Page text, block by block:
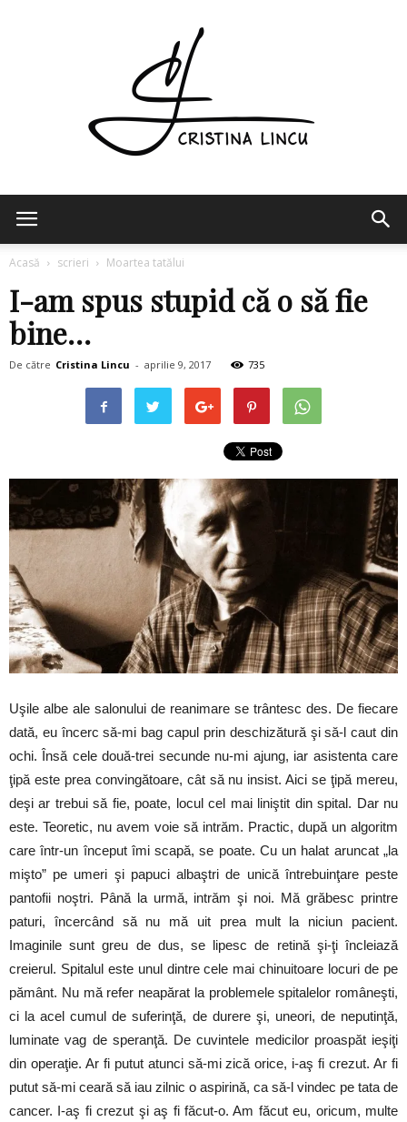
Lincu
Acasă scrieri Moartea tatălui
I-am spus stupid că o să fie
bine…
De către Cristina Lincu - aprilie 9, 2017 735
Uşile albe ale salonului de reanimare se trântesc des. De fiecare
dată, eu încerc să-mi bag capul prin deschizătură şi să-l caut din
ochi. Însă cele două-trei secunde nu-mi ajung, iar asistenta care
ţipă este prea convingătoare, cât să nu insist. Aici se ţipă mereu,
deşi ar trebui să fie, poate, locul cel mai liniştit din spital. Dar nu
este. Teoretic, nu avem voie să intrăm. Practic, după un algoritm
care într-un început îmi scapă, se poate. Cu un halat aruncat „la
mişto” pe umeri şi papuci albaştri de unică întrebuinţare peste
pantofii noştri. Până la urmă, intrăm şi noi. Mă grăbesc printre
paturi, încercând să nu mă uit prea mult la niciun pacient.
Imaginile sunt greu de dus, se lipesc de retină şi-ţi încleiază
creierul. Spitalul este unul dintre cele mai chinuitoare locuri de pe
pământ. Nu mă refer neapărat la problemele spitalelor româneşti,
ci la acel cumul de suferinţă, de durere şi, uneori, de neputinţă,
luminate vag de speranţă. De cuvintele medicilor proaspăt ieşiţi
din operaţie. Ar fi putut atunci să-mi zică orice, i-aş fi crezut. Ar fi
putut să-mi ceară să iau zilnic o aspirină, ca să-l vindec pe tata de
cancer. I-aş fi crezut şi aş fi făcut-o. Am făcut eu, oricum, multe